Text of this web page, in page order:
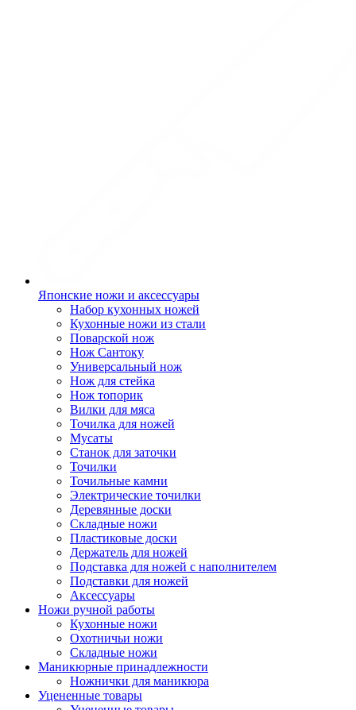
Японские ножи и аксессуары
Набор кухонных ножей
Кухонные ножи из стали
Поварской нож
Нож Сантоку
Универсальный нож
Нож для стейка
Нож топорик
Вилки для мяса
Точилка для ножей
Мусаты
Станок для заточки
Точилки
Точильные камни
Электрические точилки
Деревянные доски
Складные ножи
Пластиковые доски
Держатель для ножей
Подставка для ножей с наполнителем
Подставки для ножей
Аксессуары
Ножи ручной работы
Кухонные ножи
Охотничьи ножи
Складные ножи
Маникюрные принадлежности
Ножнички для маникюра
Уцененные товары